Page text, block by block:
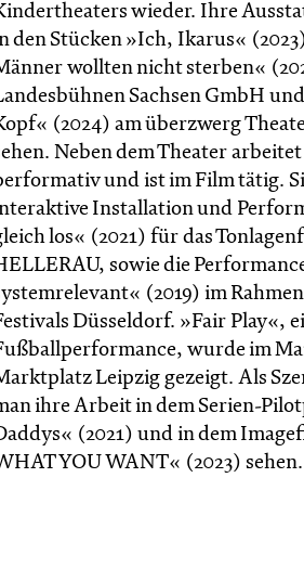
wieder. Ihre
den Stücken »Ich, Ikarus«
wollten nicht sterben«
Sachsen GmbH
(2024) am überzwerg
Neben dem Theater arbeitet
und ist im Film tätig.
Installation und
los« (2021) für das
sowie die
(2019) im
Düsseldorf. »Fair Play«,
wurde im
Leipzig gezeigt. Als
ihre Arbeit in dem Serien-
(2021) und in dem
YOU WANT« (2023) sehen.